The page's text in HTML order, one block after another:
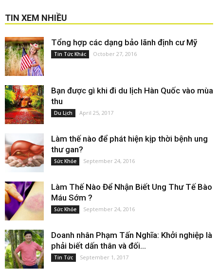
TIN XEM NHIỀU
Tổng hợp các dạng bảo lãnh định cư Mỹ
Tin Tức Khác October 27, 2016
Bạn được gì khi đi du lịch Hàn Quốc vào mùa
thu
Du Lịch April 25, 2017
Làm thế nào để phát hiện kịp thời bệnh ung
thư gan?
Sức Khỏe September 24, 2016
Làm Thế Nào Để Nhận Biết Ung Thư Tế Bào
Máu Sớm ?
Sức Khỏe September 24, 2016
Doanh nhân Phạm Tấn Nghĩa: Khởi nghiệp là
phải biết dấn thân và đối...
Tin Tức September 1, 2017